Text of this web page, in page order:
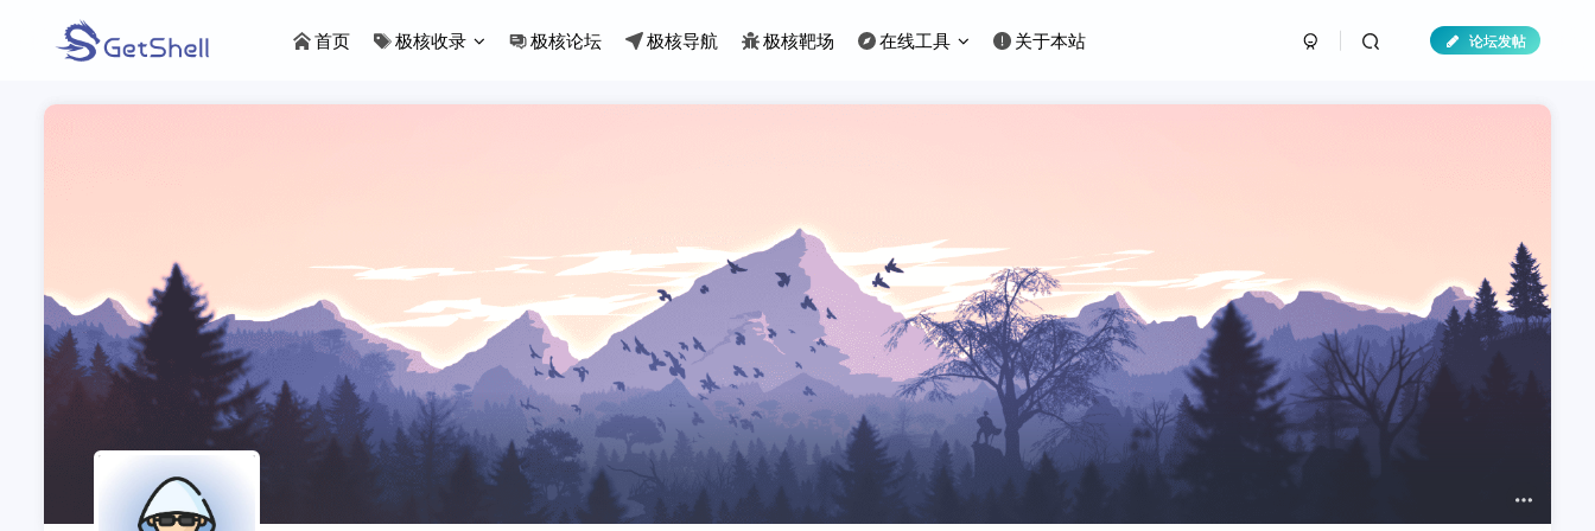
首页 极核收录 极核论坛 极核导航 极核靶场 在线工具 关于本站 论坛发帖